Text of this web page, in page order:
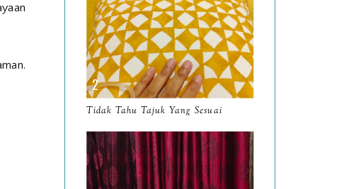
June10
May9
April9
March11
January 14
2024130
Tidak Tahu Tajuk Yang Sesuai